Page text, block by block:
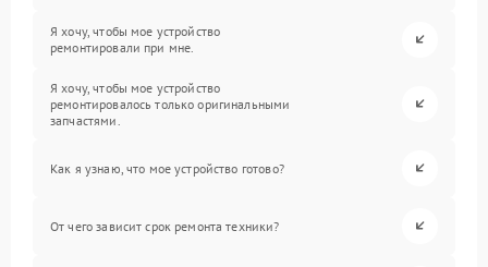
Я хочу, чтобы мое устройство
ремонтировали при мне.
Я хочу, чтобы мое устройство
ремонтировалось только оригинальными
запчастями.
Как я узнаю, что мое устройство готово?
От чего зависит срок ремонта техники?